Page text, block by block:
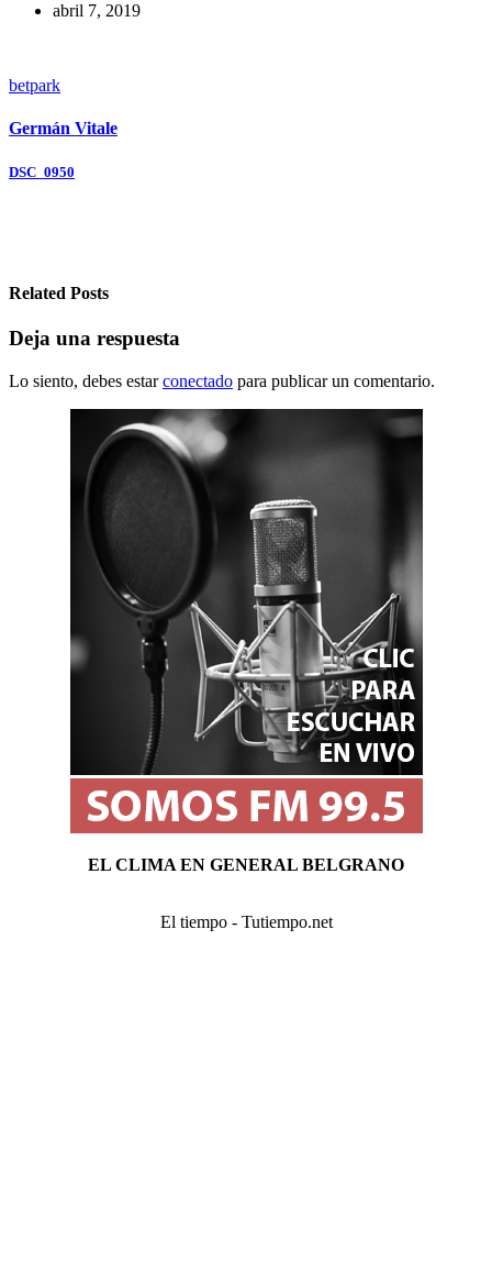
abril 7, 2019
betpark
Germán Vitale
Navegación
DSC_0950
Related Posts
Deja una respuesta
Lo siento, debes estarconectado para publicar un comentario.
EL CLIMA EN GENERAL BELGRANO
El tiempo - Tutiempo.net